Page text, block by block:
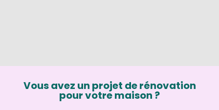
Vous avez un projet de rénovation
pour votre maison ?